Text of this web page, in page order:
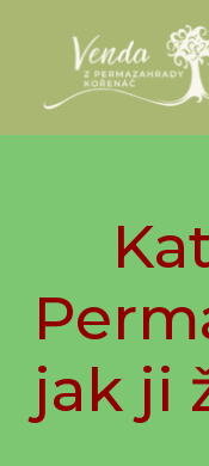
jak ji